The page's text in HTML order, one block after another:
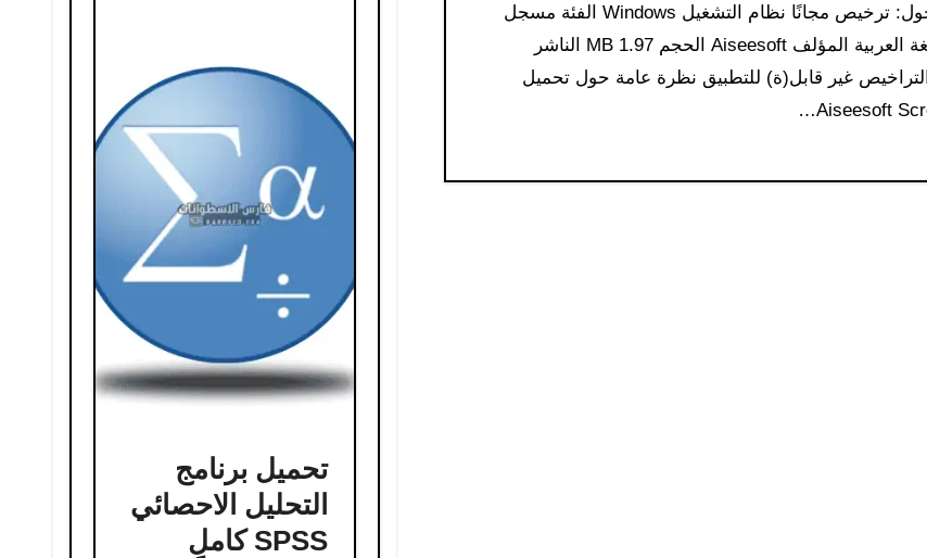
معلومات حول: ترخيص مجانًا نظام التشغيل Windows الفئة مسجل
الشاشة اللغة العربية المؤلف Aiseesoft الحجم 1.97 MB الناشر
FaresCD التراخيص غير قابل(ة) للتطبيق نظرة عامة حول تحميل
تحميل برنامج
التحليل الاحصائي
SPSS كامل